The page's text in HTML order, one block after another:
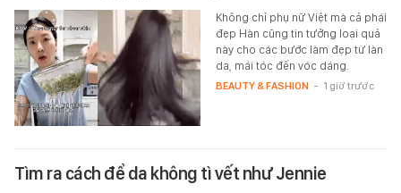
Không chỉ phụ nữ Việt mà cả phái
đẹp Hàn cũng tin tưởng loại quả
này cho các bước làm đẹp từ làn
da, mái tóc đến vóc dáng.
BEAUTY & FASHION - 1 giờ trước
Tìm ra cách để da không tì vết như Jennie